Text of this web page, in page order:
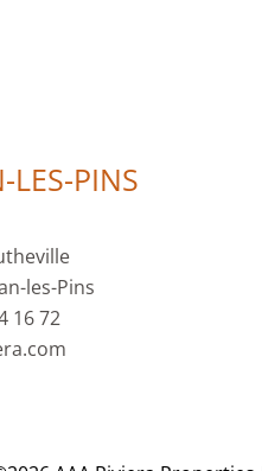
LES-PINS
les-Pins
16 72